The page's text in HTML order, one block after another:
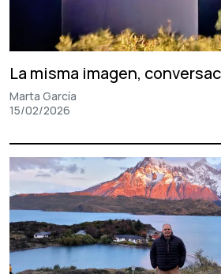
La misma imagen,
Marta García
15/02/2026